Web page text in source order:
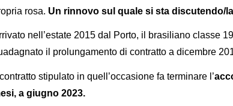
rosa. Un rinnovo sul quale si sta discutendo/
nell’estate 2015 dal Porto, il brasiliano classe
il prolungamento di contratto a dicembre
contratto stipulato in quell’occasione fa terminare l’
a giugno 2023.